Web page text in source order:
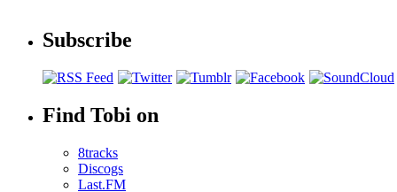
Subscribe
Find Tobi on
8tracks
Discogs
Last.FM